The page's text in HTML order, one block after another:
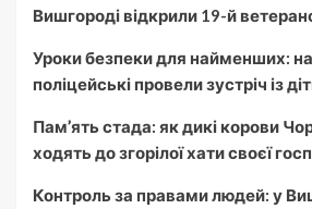
Вишгороді відкрили 19-й
Уроки безпеки для найменших:
поліцейські провели зустріч із
Пам’ять стада: як дикі корови
ходять до згорілої хати своєї
Контроль за правами людей: у